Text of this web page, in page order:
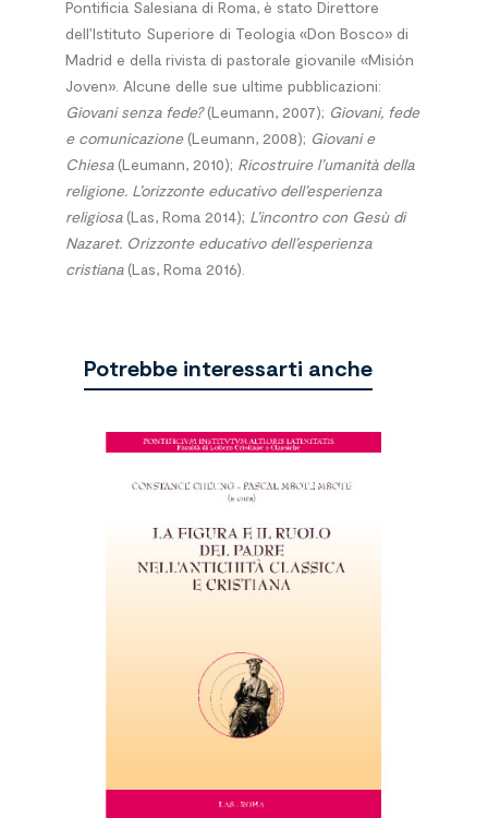
Pontificia Salesiana di Roma, è stato Direttore
dell’Istituto Superiore di Teologia «Don Bosco» di
Madrid e della rivista di pastorale giovanile «Misión
Joven». Alcune delle sue ultime pubblicazioni:
Giovani senza fede?(Leumann, 2007); Giovani, fede
e comunicazione(Leumann, 2008); Giovani e
Chiesa(Leumann, 2010); Ricostruire l’umanità della
religione. L’orizzonte educativo dell’esperienza
religiosa(Las, Roma 2014); L’incontro con Gesù di
Nazaret. Orizzonte educativo dell’esperienza
cristiana(Las, Roma 2016).
Potrebbe interessarti anche